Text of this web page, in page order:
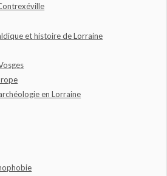
et histoire de Lorraine
en Lorraine